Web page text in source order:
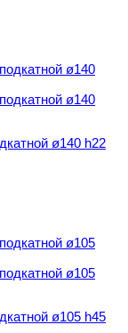
ø140 h22
ø140 h22
ø105 h45
ø105 h45